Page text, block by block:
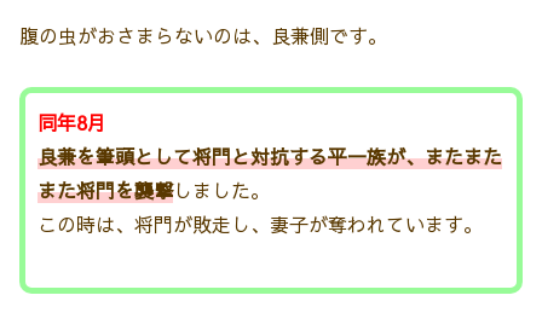
腹の虫がおさまらないのは、良兼側です。
同年8月
良兼を筆頭として将門と対抗する平一族が、またまた
また将門を襲撃しました。
この時は、将門が敗走し、妻子が奪われています。